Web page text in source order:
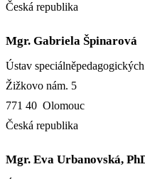
Česká republika
Mgr. Gabriela Špinarová
Ústav
Žižkovo nám. 5
771 40 Olomouc
Česká republika
Mgr. Eva Urbanovská,